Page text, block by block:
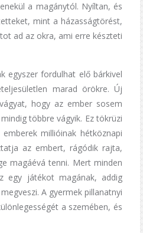
a magánytól. Nyíltan, és
mint a házasságtörést,
ad az okra, ami erre készteti
egyszer fordulhat elő bárkivel
marad örökre. Új
hogy az ember sosem
többre vágyik. Ez tökrüzi
millióinak hétköznapi
az embert, rágódik rajta,
magáévá tenni. Mert minden
egy játékot magának, addig
A gyermek pillanatnyi
a szemében, és